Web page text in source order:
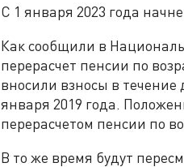
С 1 января 2023 года
Как сообщили в
перерасчет пенсии по
вносили взносы в течение
января 2019 года.
перерасчетом пенсии по
В то же время будут